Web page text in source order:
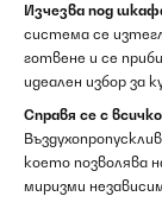
Изчезва под
система се
готвене и се
идеален избор за
Справя се с
което позволява
миризми